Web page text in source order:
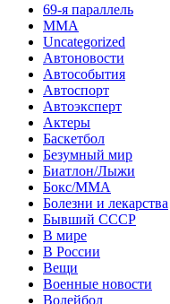
69-я параллель
MMA
Uncategorized
Автоновости
Автособытия
Автоспорт
Автоэксперт
Актеры
Баскетбол
Безумный мир
Биатлон/Лыжи
Бокс/MMA
Болезни и лекарства
Бывший СССР
В мире
В России
Вещи
Военные новости
Волейбол